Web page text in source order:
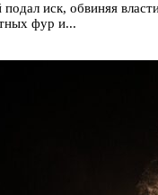
иск, обвиняя
фур и...